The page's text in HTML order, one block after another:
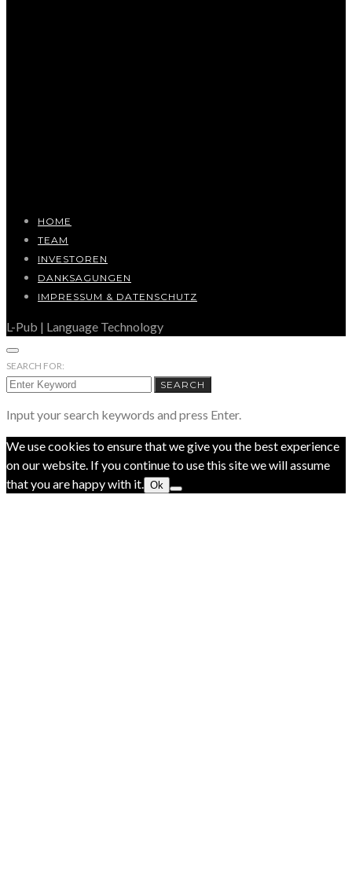
HOME
TEAM
INVESTOREN
DANKSAGUNGEN
IMPRESSUM & DATENSCHUTZ
L-Pub | Language Technology
SEARCH FOR:
SEARCH
Input your search keywords and press Enter.
We use cookies to ensure that we give you the best experience
on our website. If you continue to use this site we will assume
that you are happy with it.
Ok